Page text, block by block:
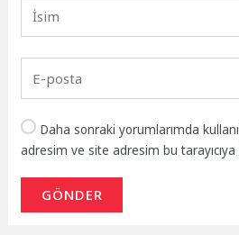
Daha sonraki yorumlarımda
adresim ve site adresim bu
GÖNDER